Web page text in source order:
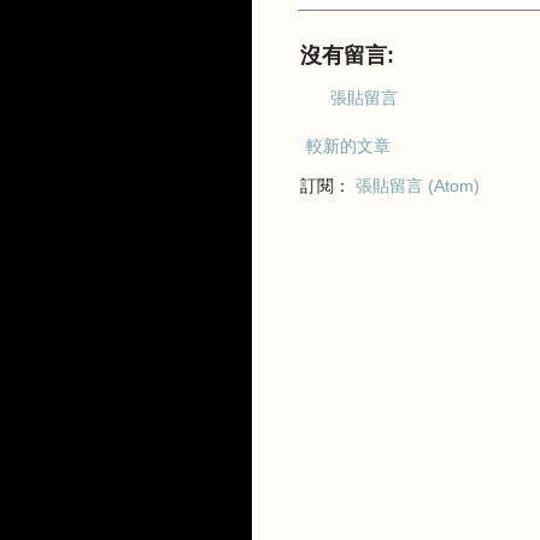
沒有留言:
張貼留言
較新的文章
訂閱： 張貼留言 (Atom)